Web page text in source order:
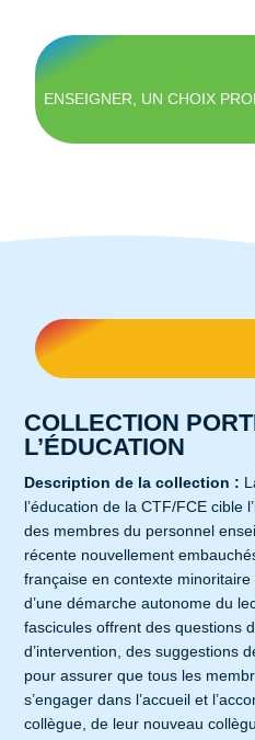
ENSEIGNER, UN CHOIX
COLLECTION
L’ÉDUCATION
Description de la collection :
l’éducation de la CTF/FCE cible
des membres du personnel
récente nouvellement
française en contexte
d’une démarche autonome du
fascicules offrent des questions
d’intervention, des suggestions
pour assurer que tous les
s’engager dans l’accueil et
collègue, de leur nouveau